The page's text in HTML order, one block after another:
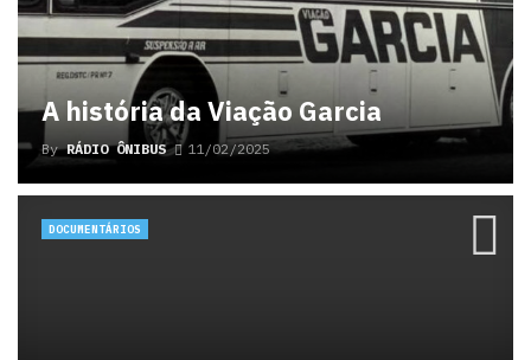
A história da Viação Garcia
ByRÁDIO ÔNIBUS 11/02/2025
DOCUMENTÁRIOS